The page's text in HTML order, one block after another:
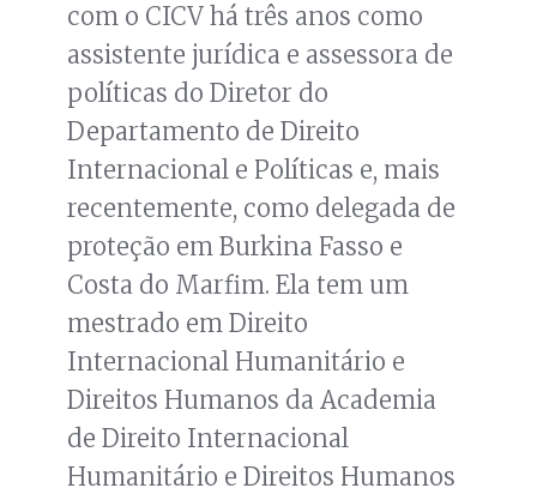
com o CICV há três anos como
assistente jurídica e assessora de
políticas do Diretor do
Departamento de Direito
Internacional e Políticas e, mais
recentemente, como delegada de
proteção em Burkina Fasso e
Costa do Marfim. Ela tem um
mestrado em Direito
Internacional Humanitário e
Direitos Humanos da Academia
de Direito Internacional
Humanitário e Direitos Humanos